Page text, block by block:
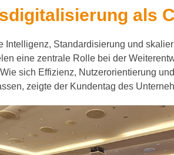
als
Intelligenz, Standardisierung und
eine zentrale Rolle bei der
sich Effizienz, Nutzerorientierung
zeigte der Kundentag des